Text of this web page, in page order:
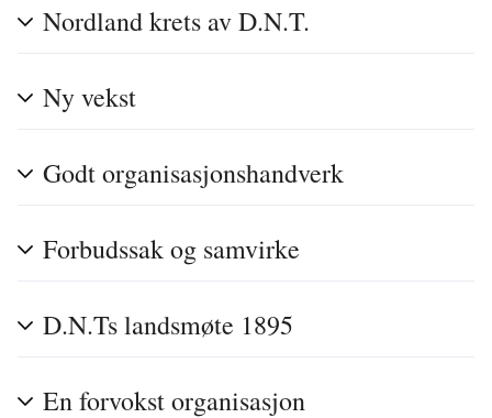
Nordland krets av D.N.T.
Ny vekst
Godt organisasjonshandverk
Forbudssak og samvirke
D.N.Ts landsmøte 1895
En forvokst organisasjon